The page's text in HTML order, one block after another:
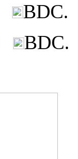
ВDC.
ВDС.